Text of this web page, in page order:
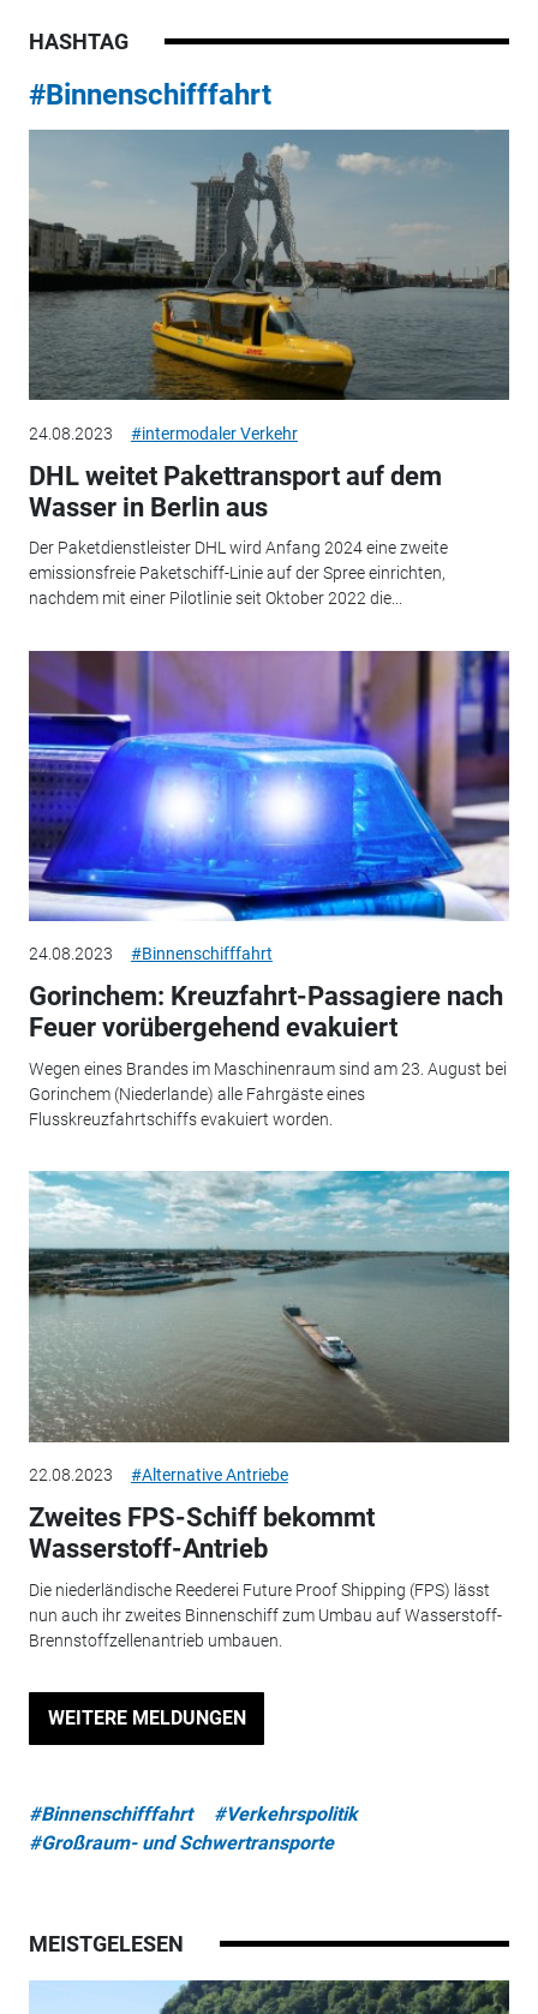
HASHTAG
#Binnenschifffahrt
24.08.2023 #intermodaler Verkehr
DHL weitet Pakettransport auf dem
Wasser in Berlin aus
Der Paketdienstleister DHL wird Anfang 2024 eine zweite
emissionsfreie Paketschiff-Linie auf der Spree einrichten,
nachdem mit einer Pilotlinie seit Oktober 2022 die...
24.08.2023 #Binnenschifffahrt
Gorinchem: Kreuzfahrt-Passagiere nach
Feuer vorübergehend evakuiert
Wegen eines Brandes im Maschinenraum sind am 23. August bei
Gorinchem (Niederlande) alle Fahrgäste eines
Flusskreuzfahrtschiffs evakuiert worden.
22.08.2023 #Alternative Antriebe
Zweites FPS-Schiff bekommt
Wasserstoff-Antrieb
Die niederländische Reederei Future Proof Shipping (FPS) lässt
nun auch ihr zweites Binnenschiff zum Umbau auf Wasserstoff-
Brennstoffzellenantrieb umbauen.
WEITERE MELDUNGEN
#Binnenschifffahrt
#Verkehrspolitik
#Großraum- und Schwertransporte
MEISTGELESEN